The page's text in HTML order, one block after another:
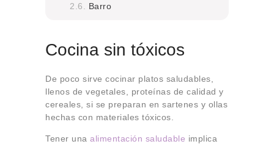
Barro
Cocina sin tóxicos
De poco sirve cocinar platos saludables,
llenos de vegetales, proteínas de calidad y
cereales, si se preparan en sartenes y ollas
hechas con materiales tóxicos.
Tener una alimentación saludable implica